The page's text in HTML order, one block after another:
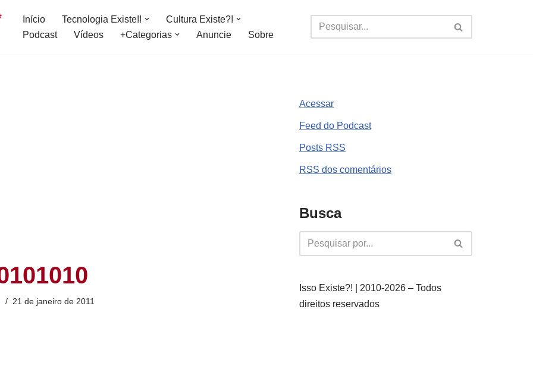
Início Tecnologia Existe!!
Cultura Existe?!
Podcast
Vídeos +Categorias Anuncie Sobre
21 de janeiro de 2011
Acessar
Feed do Podcast
Posts RSS
RSS dos comentários
Busca
Isso Existe?! | 2010-2026 – Todos
direitos reservados